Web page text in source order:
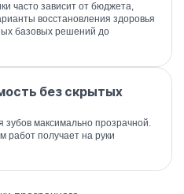
часто зависит от бюджета,
восстановления здоровья
базовых решений до
без скрытых
максимально прозрачной.
работ получает на руки